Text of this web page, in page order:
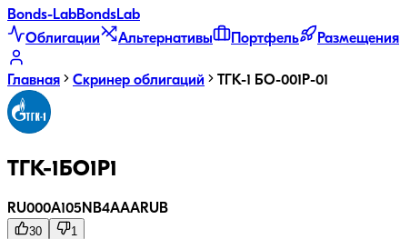
Bonds-LabBondsLab
Облигации
Альтернативы Портфель Размещения
Главная Скринер облигаций ТГК-1 БО-001Р-01
ТГК-1БО1P1
RU000A105NB4AAARUB
30
1